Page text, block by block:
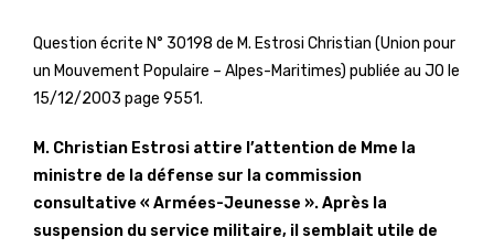
Question écrite N° 30198 de M. Estrosi Christian (Union pour
un Mouvement Populaire – Alpes-Maritimes) publiée au JO le
15/12/2003 page 9551.
M. Christian Estrosi attire l’attention de Mme la
ministre de la défense sur la commission
consultative « Armées-Jeunesse ». Après la
suspension du service militaire, il semblait utile de